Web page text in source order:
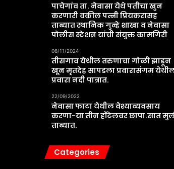
पाचेगांव ता. नेवासा येथे पतीचा खुन
करणारी वकील पत्नी प्रियकरासह
ताब्यात स्थानिक गुन्हे शाखा व नेवासा
पोलीस स्टेशन यांची संयुक्त कामगिरी
06/11/2024
तीसगाव येथील तरुणाचा गोळी झाडून
खून मृतदेह सापडला प्रवारासंगम
प्रवारा नदी पात्रात.
22/09/2022
नेवासा फाटा येथील वेश्याव्यवसाय
करणा-या तीन हॉटेलवर छापा.सात
ताब्यात.
Categories